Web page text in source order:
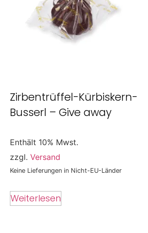
Zirbentrüffel-Kürbiskern-
Busserl – Give away
Enthält 10% Mwst.
zzgl. Versand
Keine Lieferungen in Nicht-EU-Länder
Weiterlesen